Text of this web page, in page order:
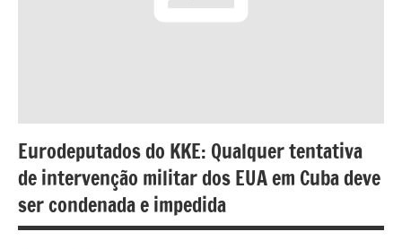
Eurodeputados do KKE: Qualquer tentativa
de intervenção militar dos EUA em Cuba deve
ser condenada e impedida